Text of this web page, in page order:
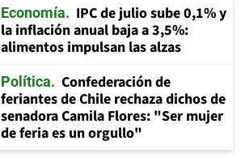
Economía
IPC de julio sube 0,1% y
la inflación anual baja a 3,5%:
alimentos impulsan las alzas
Política
Confederación de
feriantes de Chile rechaza dichos de
senadora Camila Flores: "Ser mujer
de feria es un orgullo"